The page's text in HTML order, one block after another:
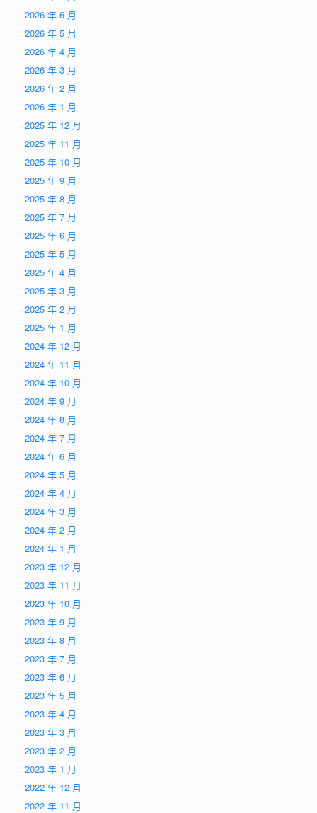
2026 年 6 月
2026 年 5 月
2026 年 4 月
2026 年 3 月
2026 年 2 月
2026 年 1 月
2025 年 12 月
2025 年 11 月
2025 年 10 月
2025 年 9 月
2025 年 8 月
2025 年 7 月
2025 年 6 月
2025 年 5 月
2025 年 4 月
2025 年 3 月
2025 年 2 月
2025 年 1 月
2024 年 12 月
2024 年 11 月
2024 年 10 月
2024 年 9 月
2024 年 8 月
2024 年 7 月
2024 年 6 月
2024 年 5 月
2024 年 4 月
2024 年 3 月
2024 年 2 月
2024 年 1 月
2023 年 12 月
2023 年 11 月
2023 年 10 月
2023 年 9 月
2023 年 8 月
2023 年 7 月
2023 年 6 月
2023 年 5 月
2023 年 4 月
2023 年 3 月
2023 年 2 月
2023 年 1 月
2022 年 12 月
2022 年 11 月